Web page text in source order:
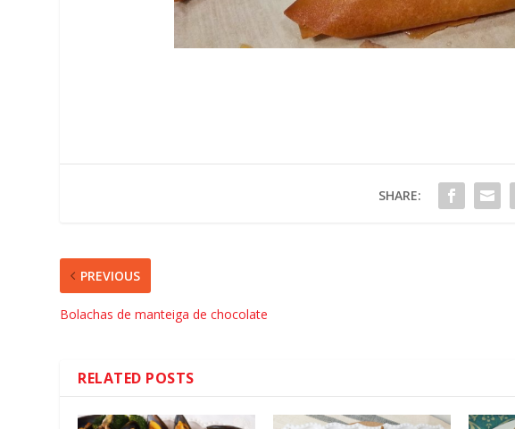
SHARE:
PREVIOUS
Bolachas de manteiga de chocolate
RELATED POSTS